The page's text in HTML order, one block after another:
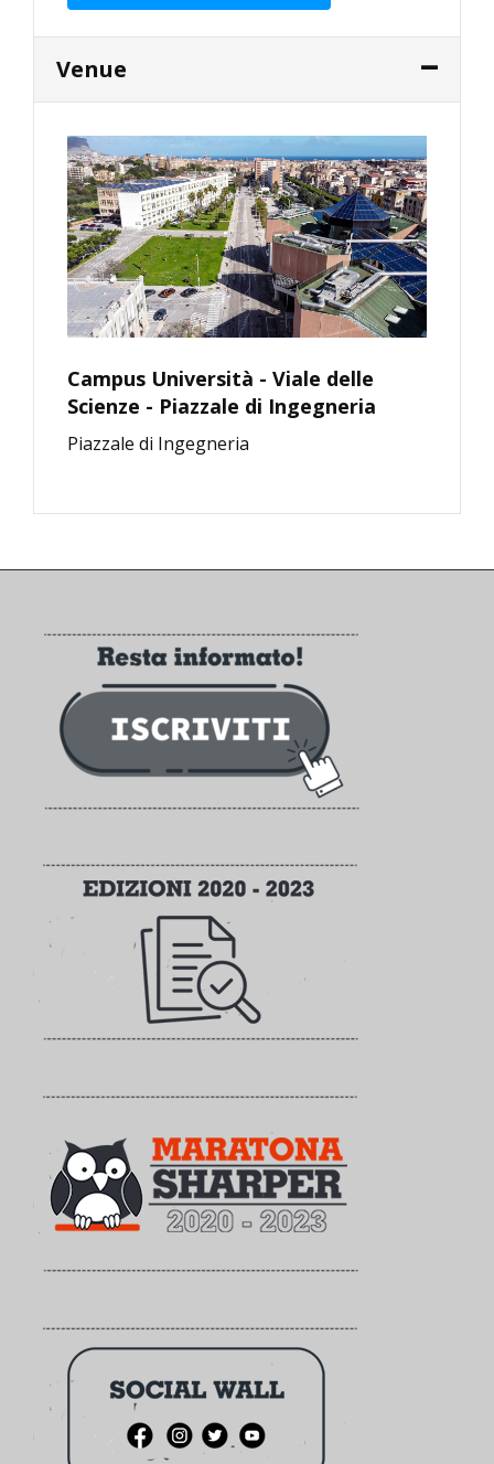
Venue
Campus Università - Viale delle
Scienze - Piazzale di Ingegneria
Piazzale di Ingegneria